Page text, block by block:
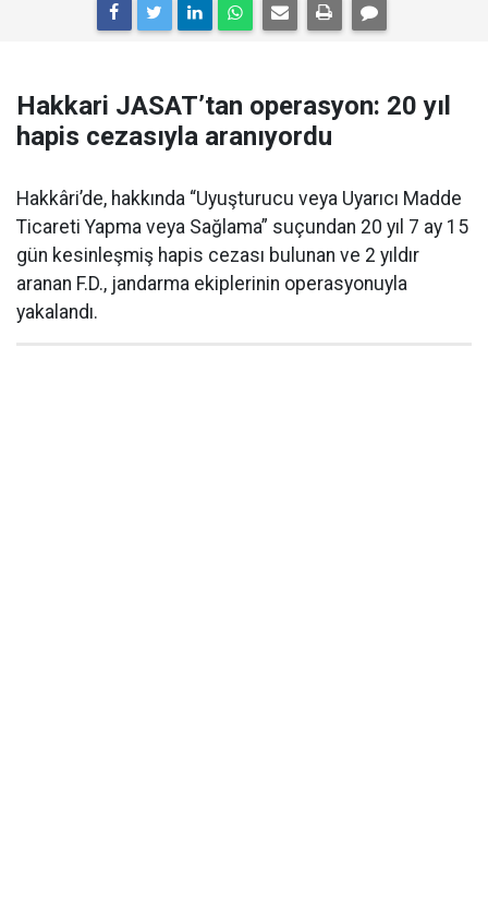
Hakkari JASAT’tan operasyon: 20 yıl
hapis cezasıyla aranıyordu
Hakkâri’de, hakkında “Uyuşturucu veya Uyarıcı Madde
Ticareti Yapma veya Sağlama” suçundan 20 yıl 7 ay 15
gün kesinleşmiş hapis cezası bulunan ve 2 yıldır
aranan F.D., jandarma ekiplerinin operasyonuyla
yakalandı.